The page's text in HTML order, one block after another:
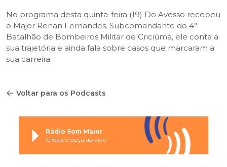
No programa desta quinta-feira (19) Do Avesso recebeu
o Major Renan Fernandes. Subcomandante do 4°
Batalhão de Bombeiros Militar de Criciúma, ele conta a
sua trajetória e ainda fala sobre casos que marcaram a
sua carreira.
Voltar para os Podcasts
Rádio Som Maior
Clique e ouça ao vivo